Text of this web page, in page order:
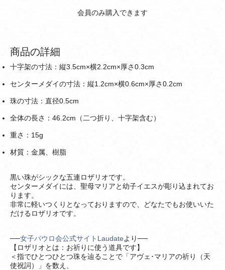
会員のみ購入できます
商品の詳細
十字架の寸法：縦3.5cm×横2.2cm×厚さ0.3cm
センターメダイの寸法：縦1.2cm×横0.6cm×厚さ0.2cm
珠の寸法：直径0.5cm
全体の長さ：46.2cm（二つ折り、十字架含む）
重さ：15g
材質：金属、樹脂
黒い珠がシックな五連ロザリオです。
センターメダイには、聖母マリアと幼子イエスが彫り込まれてお
ります。
非常に軽いつくりとなっておりますので、どなたでもお使いいた
だけるロザリオです。
──女子パウロ会公式サイトLaudateより──
【ロザリオとは：お祈りに使う道具です】
＜指でひとつひとつ珠を辿ることで「アヴェ･マリアの祈り（天
使祝詞）」を数え、